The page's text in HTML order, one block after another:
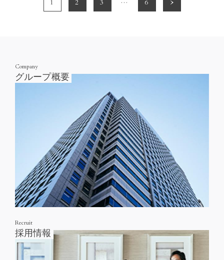
1 2 3 6
Company
グループ概要
Recruit
採用情報